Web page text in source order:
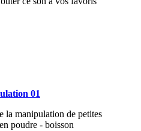
01
la manipulation de petites
poudre - boisson